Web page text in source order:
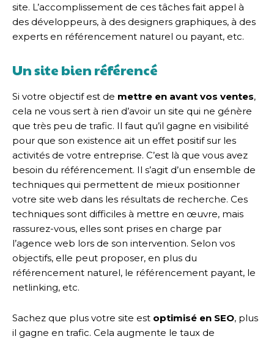
site. L’accomplissement de ces tâches fait appel à
des développeurs, à des designers graphiques, à des
experts en référencement naturel ou payant, etc.
Un site bien référencé
Si votre objectif est de mettre en avant vos ventes,
cela ne vous sert à rien d’avoir un site qui ne génère
que très peu de trafic. Il faut qu’il gagne en visibilité
pour que son existence ait un effet positif sur les
activités de votre entreprise. C’est là que vous avez
besoin du référencement. Il s’agit d’un ensemble de
techniques qui permettent de mieux positionner
votre site web dans les résultats de recherche. Ces
techniques sont difficiles à mettre en œuvre, mais
rassurez-vous, elles sont prises en charge par
l’agence web lors de son intervention. Selon vos
objectifs, elle peut proposer, en plus du
référencement naturel, le référencement payant, le
netlinking, etc.
Sachez que plus votre site est optimisé en SEO, plus
il gagne en trafic. Cela augmente le taux de